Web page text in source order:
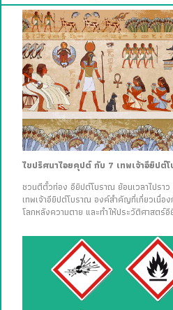
ไขปริศนาไอยคุปต์ กับ 7 เทพเจ้าอียิปต์
ชวนตีตั๋วท่อง อียิปต์โบราณ ย้อนเวลาไปรา
เทพเจ้าอียิปต์โบราณ องค์สำคัญที่เกี่ยวเนื่อ
โลกหลังความตาย และทำให้ประวัติศาสตร์